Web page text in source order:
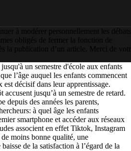
à modérer personnellement les débats
obligés de fermer la fonction de
la publication d’un article. Merci de
un semestre d'école aux enfants
l’âge auquel les enfants commencent
est décisif dans leur apprentissage.
jusqu’à un semestre de retard.
depuis des années les parents,
à quel âge les enfants
smartphone et accéder aux réseaux
associent en effet Tiktok, Instagram
moins bonne qualité, une
de la satisfaction à l’égard de la